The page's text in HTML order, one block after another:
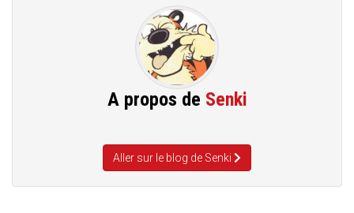
A propos de Senki
Aller sur le blog de Senki